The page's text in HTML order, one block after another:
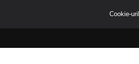
Cookie-